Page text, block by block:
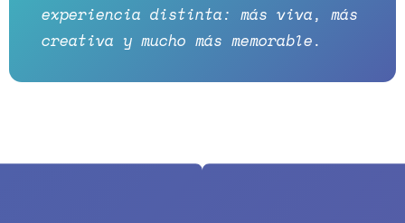
experiencia distinta: más viva, más
creativa y mucho más memorable.